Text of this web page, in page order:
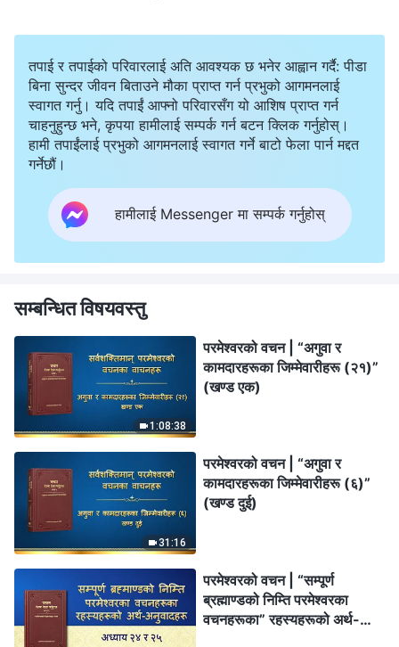
तपाई र तपाईको परिवारलाई अति आवश्यक छ भनेर आह्वान गर्दै: पीडा
बिना सुन्दर जीवन बिताउने मौका प्राप्त गर्न प्रभुको आगमनलाई
स्वागत गर्नु। यदि तपाईं आफ्नो परिवारसँग यो आशिष प्राप्त गर्न
चाहनुहुन्छ भने, कृपया हामीलाई सम्पर्क गर्न बटन क्लिक गर्नुहोस्।
हामी तपाईंलाई प्रभुको आगमनलाई स्वागत गर्ने बाटो फेला पार्न मद्दत
गर्नेछौं।
हामीलाई Messenger मा सम्पर्क गर्नुहोस्
सम्बन्धित विषयवस्तु
1:08:38
परमेश्‍वरको वचन | “अगुवा र
कामदारहरूका जिम्‍मेवारीहरू (२१)”
(खण्ड एक)
31:16
परमेश्‍वरको वचन | “अगुवा र
कामदारहरूका जिम्‍मेवारीहरू (६)”
(खण्ड दुई)
परमेश्‍वरको वचन | “सम्पूर्ण
ब्रह्माण्डको निम्ति परमेश्‍वरका
वचनहरूका” रहस्यहरूको अर्थ-